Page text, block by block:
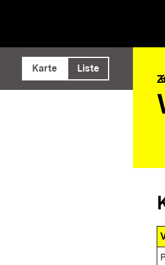
ausführen
Karte Liste